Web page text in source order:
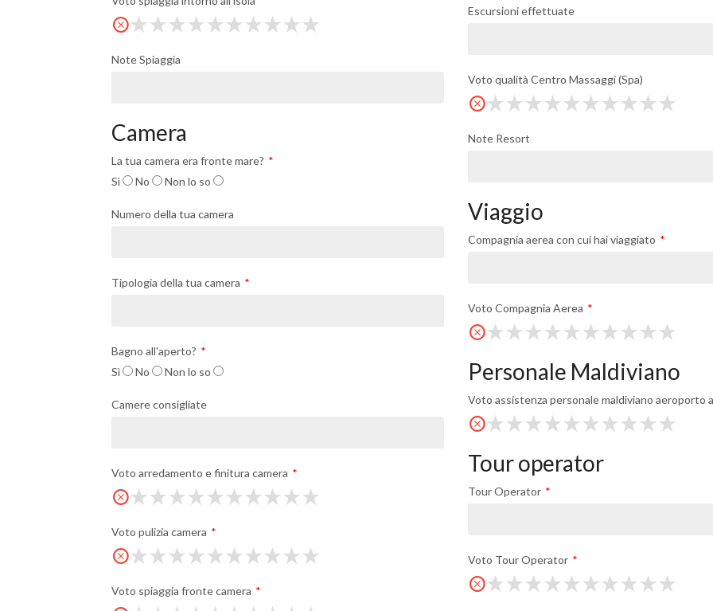
Note Spiaggia
Camera
La tua camera era fronte mare?
Sì
No Non lo so
Numero della tua camera
Tipologia della tua camera
Bagno all'aperto?
Sì
No Non lo so
Camere consigliate
Voto arredamento e finitura camera
Voto pulizia camera
Voto spiaggia fronte camera
Escursioni effettuate
Voto qualità Centro Massaggi (Spa)
Note Resort
Viaggio
Compagnia aerea con cui hai viaggiato
Voto Compagnia Aerea
Personale Maldiviano
Voto assistenza personale maldiviano aeroporto
Tour operator
Tour Operator
Voto Tour Operator